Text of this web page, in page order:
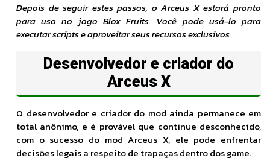
Depois de seguir estes passos, o Arceus X estará pronto
para uso no jogo Blox Fruits. Você pode usá-lo para
executar scripts e aproveitar seus recursos exclusivos.
Desenvolvedor e criador do
Arceus X
O desenvolvedor e criador do mod ainda permanece em
total anônimo, e é provável que continue desconhecido,
com o sucesso do mod Arceus X, ele pode enfrentar
decisões legais a respeito de trapaças dentro dos game.